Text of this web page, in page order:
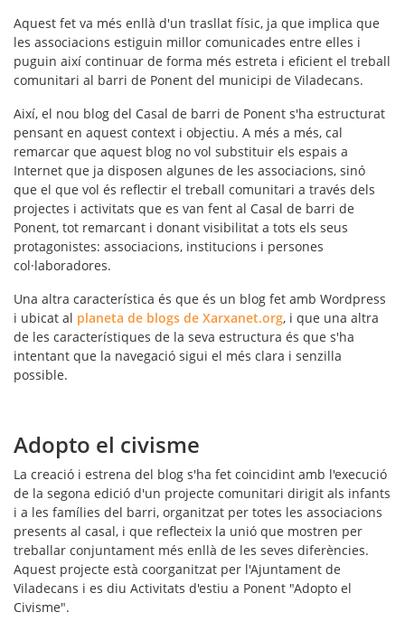
Aquest fet va més enllà d'un trasllat físic, ja que implica que
les associacions estiguin millor comunicades entre elles i
puguin així continuar de forma més estreta i eficient el treball
comunitari al barri de Ponent del municipi de Viladecans.
Així, el nou blog del Casal de barri de Ponent s'ha estructurat
pensant en aquest context i objectiu. A més a més, cal
remarcar que aquest blog no vol substituir els espais a
Internet que ja disposen algunes de les associacions, sinó
que el que vol és reflectir el treball comunitari a través dels
projectes i activitats que es van fent al Casal de barri de
Ponent, tot remarcant i donant visibilitat a tots els seus
protagonistes: associacions, institucions i persones
col·laboradores.
Una altra característica és que és un blog fet amb Wordpress
i ubicat al planeta de blogs de Xarxanet.org, i que una altra
de les característiques de la seva estructura és que s'ha
intentant que la navegació sigui el més clara i senzilla
possible.
Adopto el civisme
La creació i estrena del blog s'ha fet coincidint amb l'execució
de la segona edició d'un projecte comunitari dirigit als infants
i a les famílies del barri, organitzat per totes les associacions
presents al casal, i que reflecteix la unió que mostren per
treballar conjuntament més enllà de les seves diferències.
Aquest projecte està coorganitzat per l'Ajuntament de
Viladecans i es diu Activitats d'estiu a Ponent "Adopto el
Civisme".